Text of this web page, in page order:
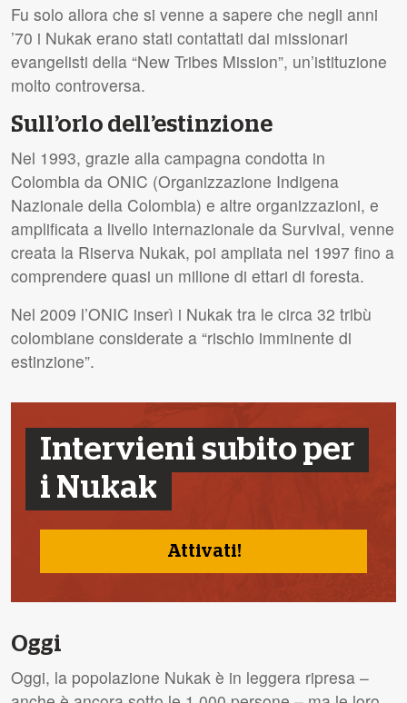
Fu solo allora che si venne a sapere che negli anni
’70 i Nukak erano stati contattati dai missionari
evangelisti della “New Tribes Mission”, un’istituzione
molto controversa.
Sull’orlo dell’estinzione
Nel 1993, grazie alla campagna condotta in
Colombia da ONIC (Organizzazione Indigena
Nazionale della Colombia) e altre organizzazioni, e
amplificata a livello internazionale da Survival, venne
creata la Riserva Nukak, poi ampliata nel 1997 fino a
comprendere quasi un milione di ettari di foresta.
Nel 2009 l’ONIC inserì i Nukak tra le circa 32 tribù
colombiane considerate a “rischio imminente di
estinzione”.
Intervieni subito per
i Nukak
Attivati!
Oggi
Oggi, la popolazione Nukak è in leggera ripresa –